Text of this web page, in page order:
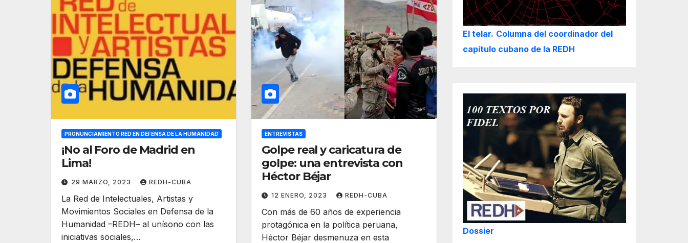
PRONUNCIAMIENTO RED EN DEFENSA DE LA HUMANIDAD
¡No al Foro de Madrid en
Lima!
29 MARZO, 2023 REDH-CUBA
La Red de Intelectuales, Artistas y
Movimientos Sociales en Defensa de la
Humanidad –REDH– al unísono con las
iniciativas sociales,…
ENTREVISTAS
Golpe real y caricatura de
golpe: una entrevista con
Héctor Béjar
12 ENERO, 2023 REDH-CUBA
Con más de 60 años de experiencia
protagónica en la política peruana,
Héctor Béjar desmenuza en esta
El telar. Columna del coordinador del
capítulo cubano de la REDH
Dossier